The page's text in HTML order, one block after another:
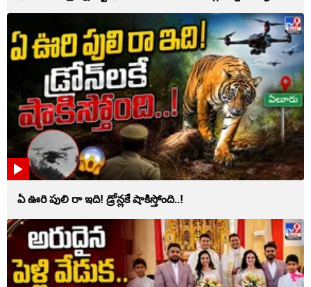
ఏ ఊరి పులి రా ఇది! డ్రోన్లకే షాకిస్తోంది..!